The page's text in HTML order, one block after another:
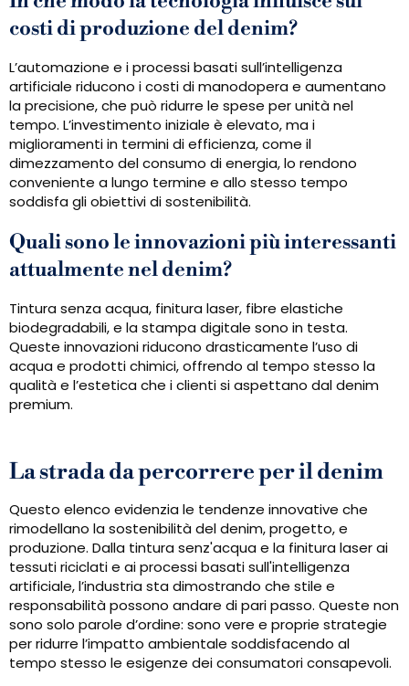
costi di produzione del denim?
L’automazione e i processi basati sull’intelligenza
artificiale riducono i costi di manodopera e aumentano
la precisione, che può ridurre le spese per unità nel
tempo. L’investimento iniziale è elevato, ma i
miglioramenti in termini di efficienza, come il
dimezzamento del consumo di energia, lo rendono
conveniente a lungo termine e allo stesso tempo
soddisfa gli obiettivi di sostenibilità.
Quali sono le innovazioni più interessanti
attualmente nel denim?
Tintura senza acqua, finitura laser, fibre elastiche
biodegradabili, e la stampa digitale sono in testa.
Queste innovazioni riducono drasticamente l’uso di
acqua e prodotti chimici, offrendo al tempo stesso la
qualità e l’estetica che i clienti si aspettano dal denim
premium.
La strada da percorrere per il denim
Questo elenco evidenzia le tendenze innovative che
rimodellano la sostenibilità del denim, progetto, e
produzione. Dalla tintura senz'acqua e la finitura laser ai
tessuti riciclati e ai processi basati sull'intelligenza
artificiale, l’industria sta dimostrando che stile e
responsabilità possono andare di pari passo. Queste non
sono solo parole d’ordine: sono vere e proprie strategie
per ridurre l’impatto ambientale soddisfacendo al
tempo stesso le esigenze dei consumatori consapevoli.